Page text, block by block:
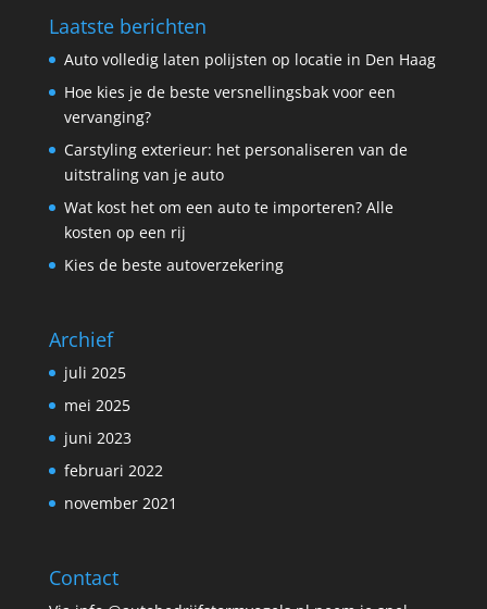
Laatste berichten
Auto volledig laten polijsten op locatie in Den Haag
Hoe kies je de beste versnellingsbak voor een
vervanging?
Carstyling exterieur: het personaliseren van de
uitstraling van je auto
Wat kost het om een auto te importeren? Alle
kosten op een rij
Kies de beste autoverzekering
Archief
juli 2025
mei 2025
juni 2023
februari 2022
november 2021
Contact